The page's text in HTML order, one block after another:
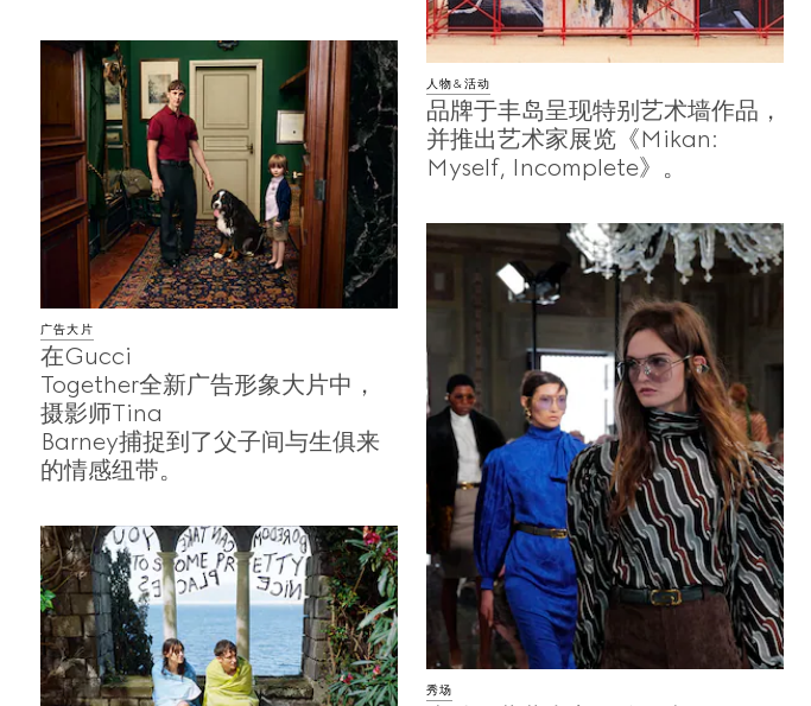
人物&活动
品牌于丰岛呈现特别艺术墙作品，
并推出艺术家展览《Mikan:
Myself, Incomplete》。
广告大片
在Gucci
Together全新广告形象大片中，
摄影师Tina
Barney捕捉到了父子间与生俱来
的情感纽带。
秀场